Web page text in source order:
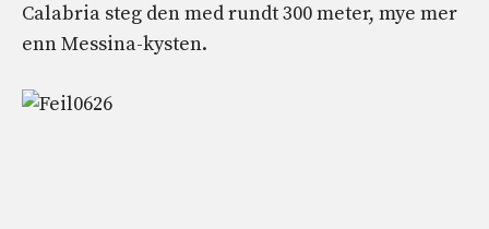
Calabria steg den med rundt 300 meter, mye mer
enn Messina-kysten.